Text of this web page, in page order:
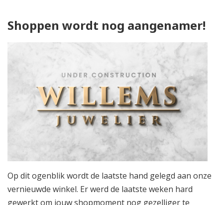
Shoppen wordt nog aangenamer!
Op dit ogenblik wordt de laatste hand gelegd aan onze
vernieuwde winkel. Er werd de laatste weken hard
gewerkt om jouw shopmoment nog gezelliger te